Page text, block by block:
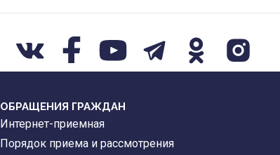
ОБРАЩЕНИЯ ГРАЖДАН
Интернет-приемная
Порядок приема и рассмотрения